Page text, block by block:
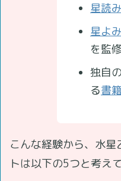
星読
星よ
を監
独自
る書
こんな経験から、水
トは以下の5つと考え